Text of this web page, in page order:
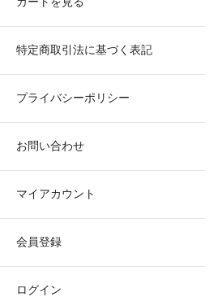
特定商取引法に基づく表記
プライバシーポリシー
お問い合わせ
マイアカウント
会員登録
ログイン